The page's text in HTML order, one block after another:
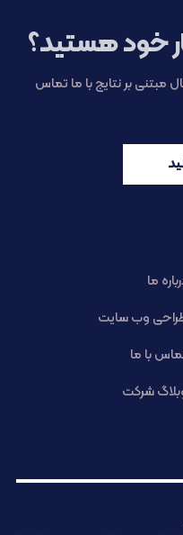
خود هستید؟
مبتنی بر نتایج با ما تماس
ما
وب سایت
با ما
شرکت